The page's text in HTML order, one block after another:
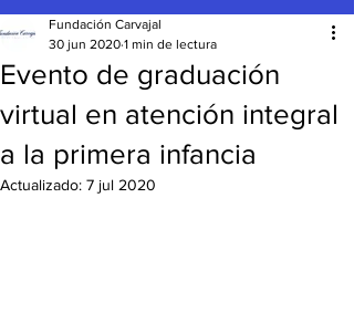
Evento de graduación
virtual en atención integral
a la primera infancia
Fundación Carvajal
30 jun 2020 1 min de lectura
Actualizado: 7 jul 2020